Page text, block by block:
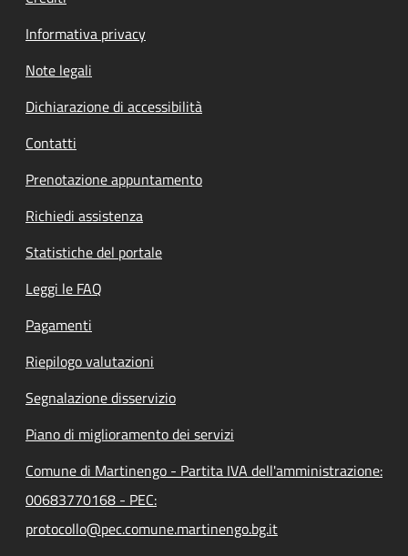
Informativa privacy
Note legali
Dichiarazione di accessibilità
Contatti
Prenotazione appuntamento
Richiedi assistenza
Statistiche del portale
Leggi le FAQ
Pagamenti
Riepilogo valutazioni
Segnalazione disservizio
Piano di miglioramento dei servizi
Comune di Martinengo - Partita IVA dell'amministrazione:
00683770168 - PEC:
protocollo@pec.comune.martinengo.bg.it